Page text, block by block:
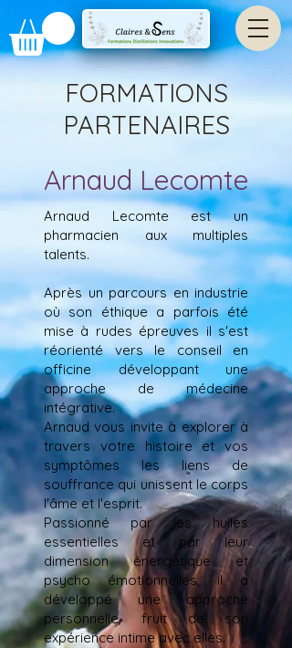
FORMATIONS
PARTENAIRES
Arnaud Lecomte
Arnaud Lecomte est un
pharmacien aux multiples
talents.
Après un parcours en industrie
où son éthique a parfois été
mise à rudes épreuves il s'est
réorienté vers le conseil en
officine développant une
approche de médecine
intégrative.
Arnaud vous invite à explorer à
travers votre histoire et vos
symptômes les liens de
souffrance qui unissent le corps
l'âme et l'esprit.
Passionné par les huiles
essentielles et par leur
dimension énergétique et
psycho émotionnelles, il a
développé une approche
personnelle, fruit de son
expérience intime avec elles.